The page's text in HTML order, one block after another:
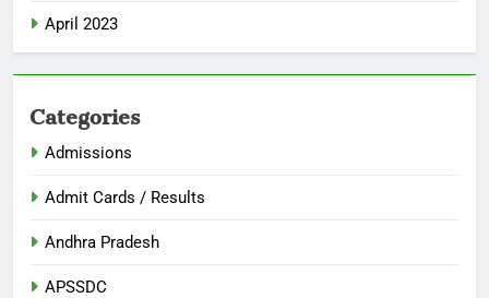
April 2023
Categories
Admissions
Admit Cards / Results
Andhra Pradesh
APSSDC